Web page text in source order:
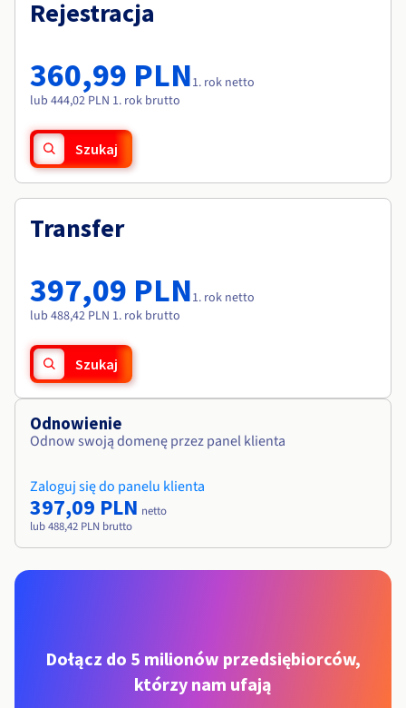
Cennik
Roadmap & Changelog
Monitorowanie
Roadmap & Changelog
Roadmap & Changelog
Roadmap & Changelog
Roadmap & Changelog
Rejestracja
360,99 PLN1. rok netto
lub 444,02 PLN 1. rok brutto
Szukaj
Transfer
397,09 PLN1. rok netto
lub 488,42 PLN 1. rok brutto
Szukaj
Odnowienie
Odnow swoją domenę przez panel klienta
Zaloguj się do panelu klienta
397,09 PLN netto
lub 488,42 PLN brutto
Dołącz do 5 milionów przedsiębiorców,
którzy nam ufają